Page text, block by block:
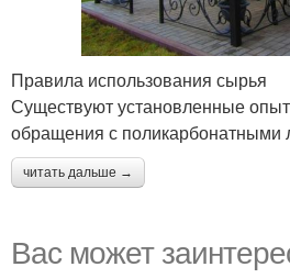
Правила использования сырья
Существуют установленные
обращения с поликарбонатными
читать дальше →
Вас может